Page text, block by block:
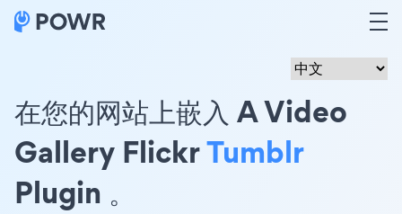
在您的网站上嵌入 A Video
Gallery FlickrTumblr
Plugin 。